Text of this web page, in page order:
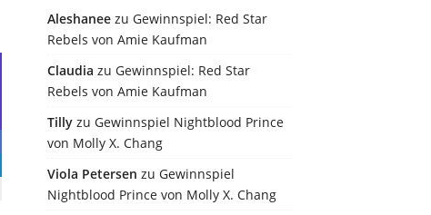
Aleshanee zu Gewinnspiel: Red Star
Rebels von Amie Kaufman
Claudia zu Gewinnspiel: Red Star
Rebels von Amie Kaufman
Tilly zu Gewinnspiel Nightblood Prince
von Molly X. Chang
Viola Petersen zu Gewinnspiel
Nightblood Prince von Molly X. Chang